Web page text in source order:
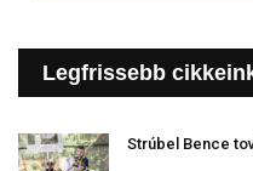
Legfrissebb
Strúbel Bence